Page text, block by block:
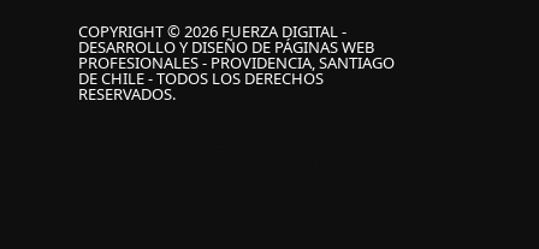
COPYRIGHT © 2026 FUERZA DIGITAL -
DESARROLLO Y DISEÑO DE PÁGINAS WEB
PROFESIONALES - PROVIDENCIA, SANTIAGO
DE CHILE - TODOS LOS DERECHOS
RESERVADOS.